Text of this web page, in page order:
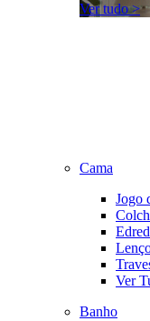
Ver tudo >
Cama
Jogo
Ver
Banho